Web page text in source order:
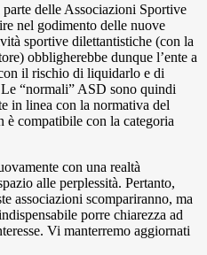
delle Associazioni Sportive
nel godimento delle nuove
sportive dilettantistiche (con la
obbligherebbe dunque l’ente a
il rischio di liquidarlo e di
Le “normali” ASD sono quindi
in linea con la normativa del
è compatibile con la categoria
con una realtà
alle perplessità. Pertanto,
associazioni scompariranno, ma
porre chiarezza ad
Vi manterremo aggiornati